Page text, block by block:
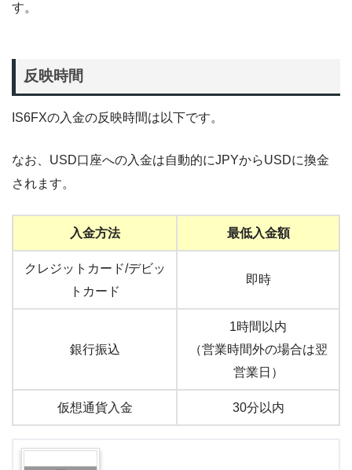
す。
反映時間
IS6FXの入金の反映時間は以下です。
なお、USD口座への入金は自動的にJPYからUSDに換金
されます。
入金方法 最低入金額
クレジットカード/デビッ
トカード
即時
銀行振込
1時間以内
（営業時間外の場合は翌
営業日）
仮想通貨入金 30分以内